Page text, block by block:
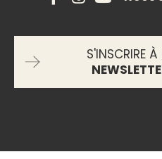
S'INSCRIRE À